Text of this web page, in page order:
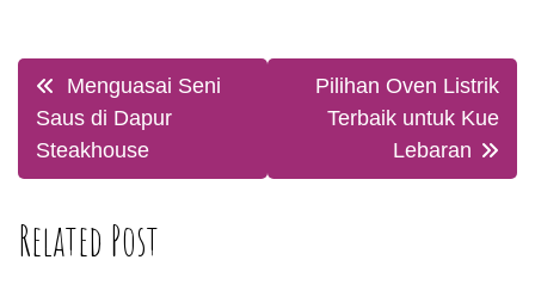
Post
navigation
Menguasai Seni
Saus di Dapur
Steakhouse
Pilihan Oven Listrik
Terbaik untuk Kue
Lebaran
Related Post